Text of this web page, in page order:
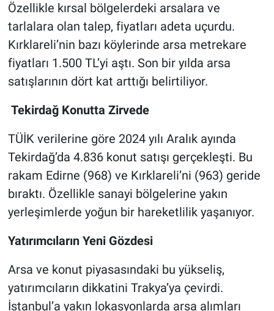
Özellikle kırsal bölgelerdeki arsalara ve
tarlalara olan talep, fiyatları adeta uçurdu.
Kırklareli’nin bazı köylerinde arsa metrekare
fiyatları 1.500 TL’yi aştı. Son bir yılda arsa
satışlarının dört kat arttığı belirtiliyor.
Tekirdağ Konutta Zirvede
TÜİK verilerine göre 2024 yılı Aralık ayında
Tekirdağ’da 4.836 konut satışı gerçekleşti. Bu
rakam Edirne (968) ve Kırklareli’ni (963) geride
bıraktı. Özellikle sanayi bölgelerine yakın
yerleşimlerde yoğun bir hareketlilik yaşanıyor.
Yatırımcıların Yeni Gözdesi
Arsa ve konut piyasasındaki bu yükseliş,
yatırımcıların dikkatini Trakya’ya çevirdi.
İstanbul’a yakın lokasyonlarda arsa alımları